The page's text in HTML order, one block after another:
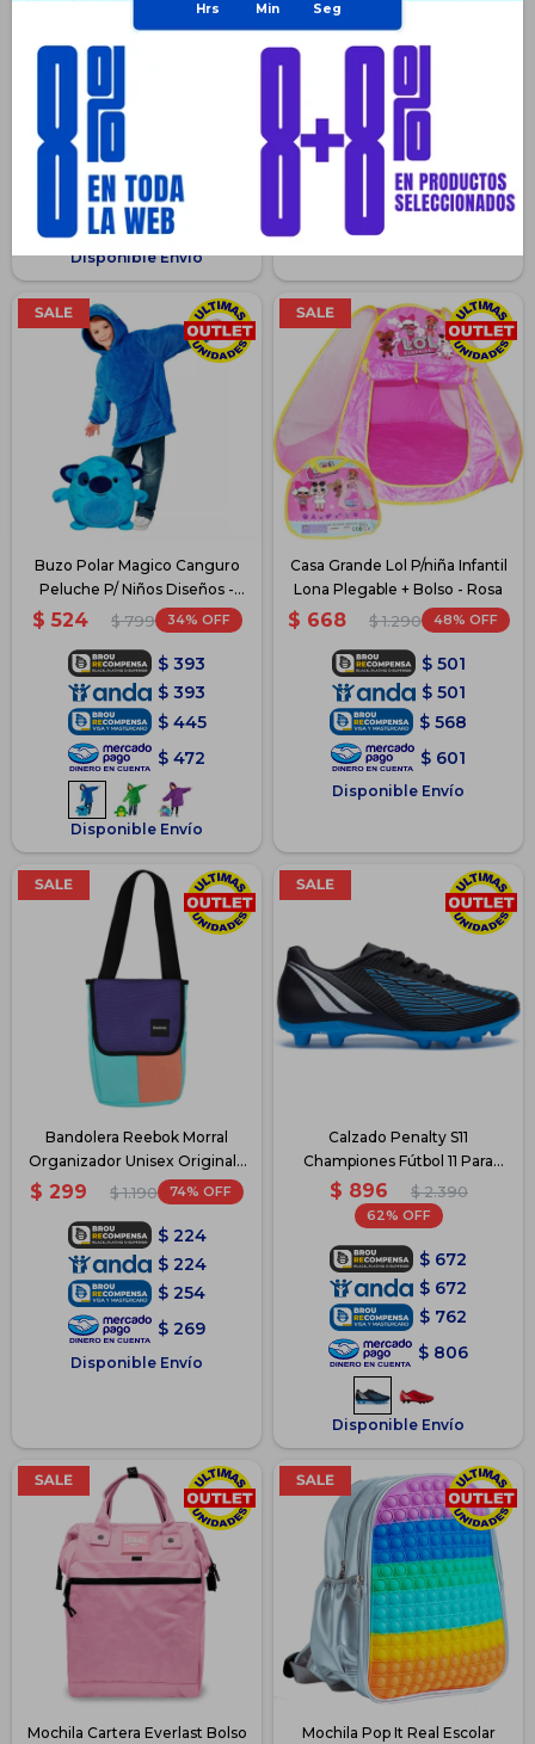
Topper Calzado Bota Casual
Unisex Urbano Para Niños -
1.043
$ 887
$ 939
Disponible Envío
Mochila Infantil 3d Spidey
30cm Escolar Estampada
$
$
$ 372
Disponible Envío
Buzo Polar Magico Canguro
Peluche P/ Niños Diseños -
Azul
$ 524 $ 799 34
$ 393
$ 393
$ 445
$ 472
Disponible Envío
Casa Grande Lol P/niña Infantil
Lona Plegable + Bolso - Rosa
$ 668 $ 1.290 48
$ 501
$ 501
$ 568
$ 601
Disponible Envío
Bandolera Reebok Morral
Organizador Unisex Original -
Violeta/Rosado/Verde
$ 299 $ 1.190 74
$ 224
$ 224
$ 254
$ 269
Disponible Envío
Calzado Penalty S11
Championes Fútbol 11 Para
Niños - Azul
$ 896 $ 2.390
62
$ 672
$ 672
$ 762
$ 806
Disponible Envío
Mochila Cartera Everlast Bolso
Mochila Pop It Real Escolar